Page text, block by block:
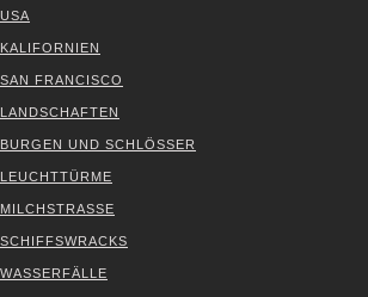
USA
KALI­FOR­NI­EN
SAN FRAN­CIS­CO
LAND­SCHAF­TEN
BUR­GEN UND SCHLÖS­SER
LEUCHT­TÜR­ME
MILCH­STRAS­SE
SCHIFFS­WRACKS
WAS­SER­FÄL­LE